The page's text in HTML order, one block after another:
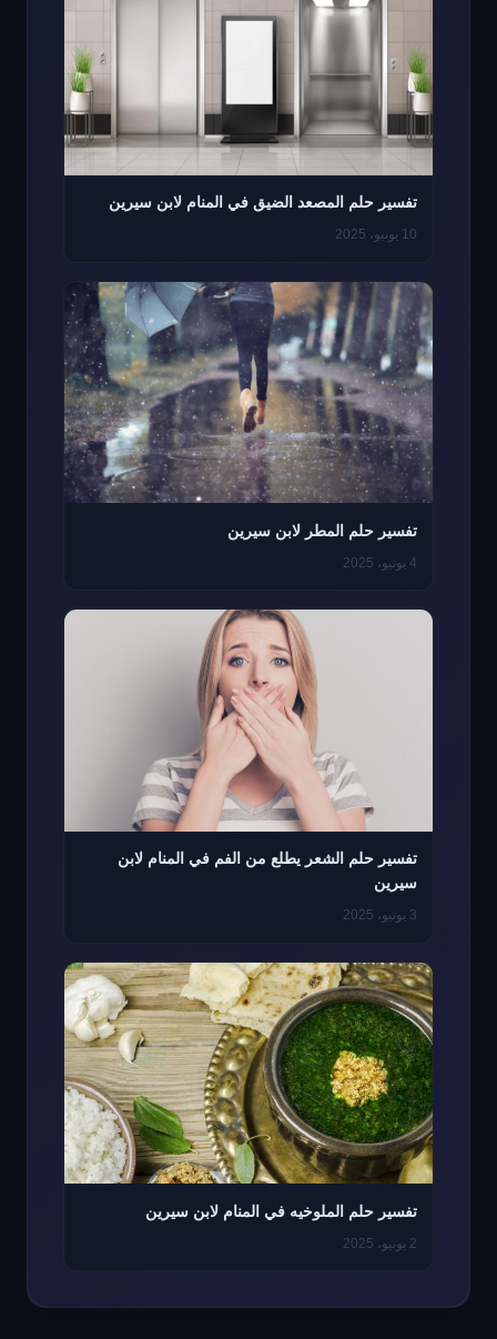
تفسير حلم المصعد الضيق في المنام لابن سيرين
10 يونيو، 2025
تفسير حلم المطر لابن سيرين
4 يونيو، 2025
تفسير حلم الشعر يطلع من الفم في المنام لابن
سيرين
3 يونيو، 2025
تفسير حلم الملوخيه في المنام لابن سيرين
2 يونيو، 2025